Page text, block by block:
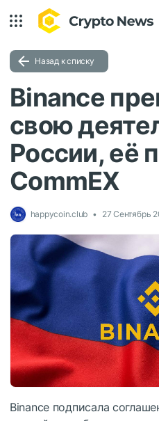
Назад к списку
Binance
свою
России, её
CommEX
happycoin.club 27 Сентябрь
Binance подписала